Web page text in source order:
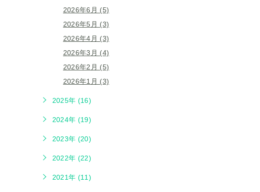
2026年6月 (5)
2026年5月 (3)
2026年4月 (3)
2026年3月 (4)
2026年2月 (5)
2026年1月 (3)
2025年 (16)
2024年 (19)
2023年 (20)
2022年 (22)
2021年 (11)